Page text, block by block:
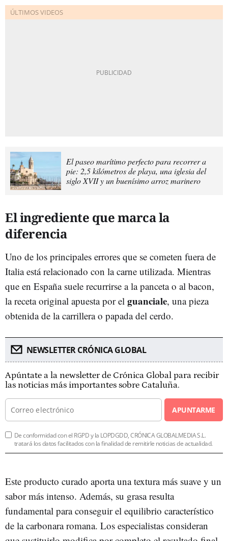
El paseo marítimo perfecto para recorrer a
pie: 2,5 kilómetros de playa, una iglesia del
siglo XVII y un buenísimo arroz marinero
El ingrediente que marca la
diferencia
Uno de los principales errores que se cometen fuera de
Italia está relacionado con la carne utilizada. Mientras
que en España suele recurrirse a la panceta o al bacon,
la receta original apuesta por el guanciale, una pieza
obtenida de la carrillera o papada del cerdo.
NEWSLETTER CRÓNICA GLOBAL
Apúntate a la newsletter de Crónica Global para recibir
las noticias más importantes sobre Cataluña.
APUNTARME
De conformidad con el RGPD y la LOPDGDD, CRÓNICA GLOBALMEDIA S.L.
tratará los datos facilitados con la finalidad de remitirle noticias de actualidad.
Este producto curado aporta una textura más suave y un
sabor más intenso. Además, su grasa resulta
fundamental para conseguir el equilibrio característico
de la carbonara romana. Los especialistas consideran